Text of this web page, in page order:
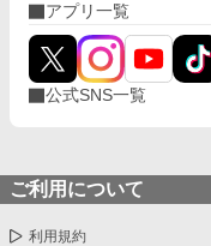
アプリ一覧
公式SNS一覧
ご利用について
利用規約